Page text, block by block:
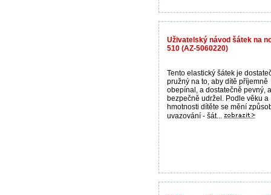
Uživatelský návod šátek na
510 (AZ-5060220)
Tento elastický šátek je
pružný na to, aby dítě příjemně
obepínal, a dostatečně pevný,
bezpečně udržel. Podle věku a
hmotnosti dítěte se mění
uvazování - šát...